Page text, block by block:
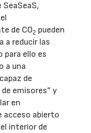
de CO2 pueden
a reducir las
para ello es
a una
de
emisores” y
en
acceso abierto
interior de